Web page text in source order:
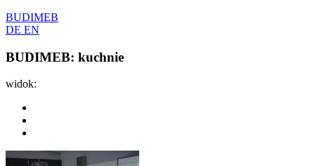
BUDIMEB
DE EN
BUDIMEB: kuchnie
widok: